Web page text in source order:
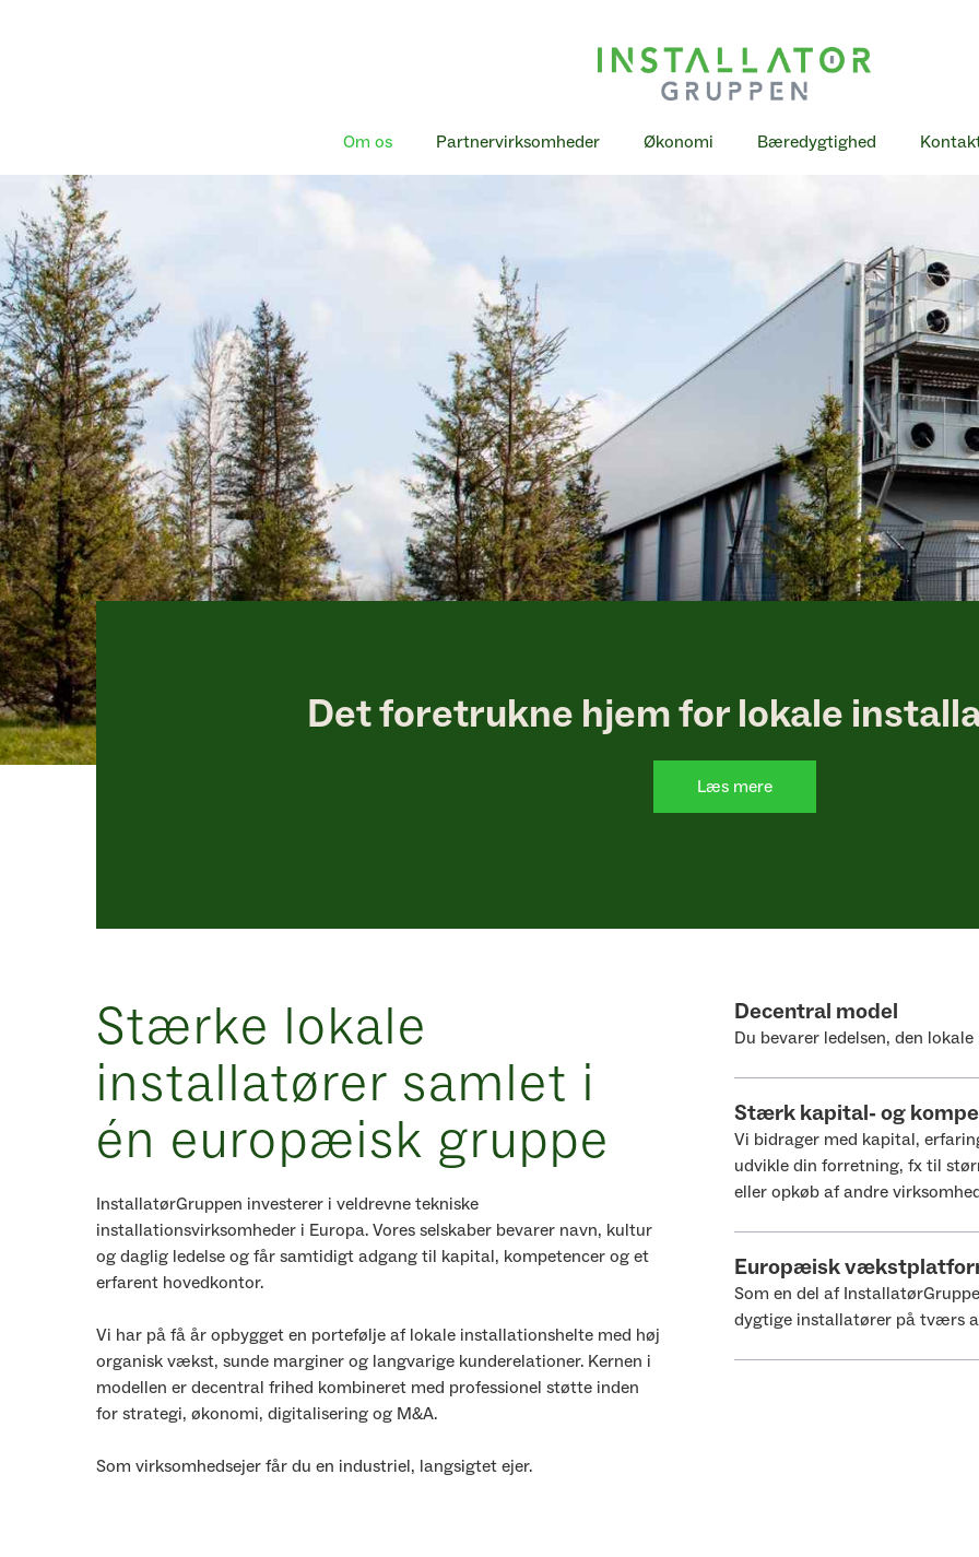
Om os Partnervirksomheder Økonomi Bæredygtighed
Det foretrukne hjem for lokale
Læs mere
Stærke lokale
installatører samlet i
én europæisk gruppe
InstallatørGruppen investerer i veldrevne tekniske
installationsvirksomheder i Europa. Vores selskaber bevarer navn, kultur
og daglig ledelse og får samtidigt adgang til kapital, kompetencer og et
erfarent hovedkontor.
Vi har på få år opbygget en portefølje af lokale installationshelte med høj
organisk vækst, sunde marginer og langvarige kunderelationer. Kernen i
modellen er decentral frihed kombineret med professionel støtte inden
for strategi, økonomi, digitalisering og M&A.
Som virksomhedsejer får du en industriel, langsigtet ejer.
Decentral model
Du bevarer ledelsen, den
Stærk kapital- og
Vi bidrager med kapital,
udvikle din forretning, fx til
eller opkøb af andre
Europæisk
Som en del af
dygtige installatører på tværs